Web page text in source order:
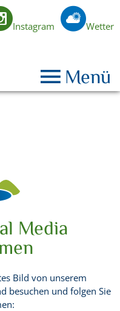
Instagram Wetter
Menü
Media
Bild von unserem
besuchen und folgen Sie